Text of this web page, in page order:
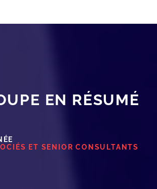
EN RÉSUMÉ
ET SENIOR CONSULTANTS